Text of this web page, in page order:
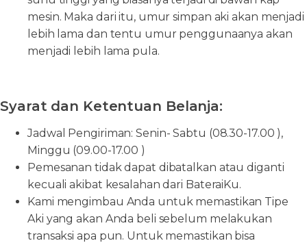
mesin. Maka dari itu, umur simpan aki akan menjadi
lebih lama dan tentu umur penggunaanya akan
menjadi lebih lama pula.
Syarat dan Ketentuan Belanja:
Jadwal Pengiriman: Senin- Sabtu (08.30-17.00 ),
Minggu (09.00-17.00 )
Pemesanan tidak dapat dibatalkan atau diganti
kecuali akibat kesalahan dari BateraiKu.
Kami mengimbau Anda untuk memastikan Tipe
Aki yang akan Anda beli sebelum melakukan
transaksi apa pun. Untuk memastikan bisa